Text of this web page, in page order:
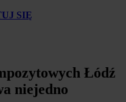
SIĘ
Łódź
niejedno